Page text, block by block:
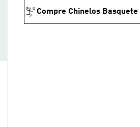
Compre Chinelos Basquete